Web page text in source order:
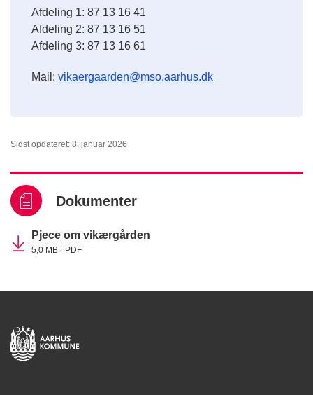
Afdeling 1: 87 13 16 41
Afdeling 2: 87 13 16 51
Afdeling 3: 87 13 16 61
Mail: vikaergaarden@mso.aarhus.dk
Sidst opdateret: 8. januar 2026
Dokumenter
Pjece om vikærgården
5,0 MB PDF